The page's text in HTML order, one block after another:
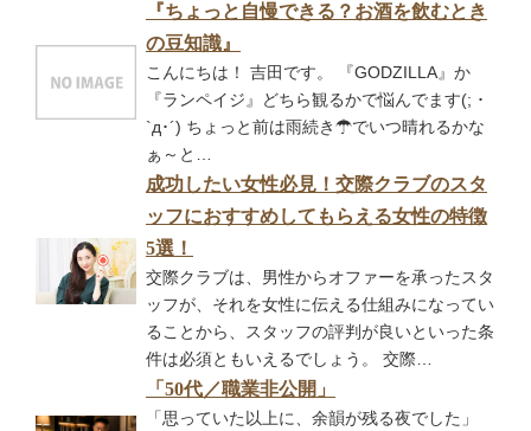
『ちょっと自慢できる？お酒を飲むとき
の豆知識』
こんにちは！ 吉田です。 『GODZILLA』か
『ランペイジ』どちら観るかで悩んでます(; ･
`д･´) ちょっと前は雨続き☂でいつ晴れるかな
ぁ～と…
成功したい女性必見！交際クラブのスタ
ッフにおすすめしてもらえる女性の特徴
5選！
交際クラブは、男性からオファーを承ったスタ
ッフが、それを女性に伝える仕組みになってい
ることから、スタッフの評判が良いといった条
件は必須ともいえるでしょう。 交際…
「50代／職業非公開」
「思っていた以上に、余韻が残る夜でした」